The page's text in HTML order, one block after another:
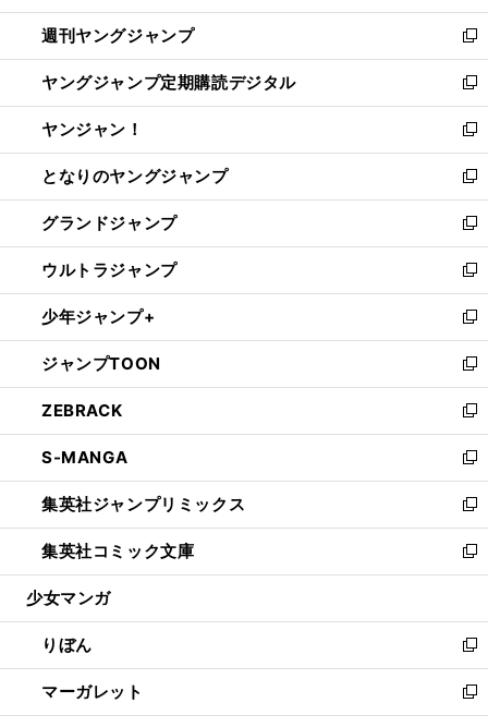
開
く
ウ
で
開
く
ン
ド
ウ
で
開
く
ウ
ィ
ン
ド
ウ
で
開
く
週刊ヤングジャンプ
新
し
い
ウ
ィ
ン
ド
ウ
で
開
く
ヤングジャンプ定期購読デジタル
新
し
い
ウ
ィ
ン
ド
ウ
で
開
く
ヤンジャン！
新
し
い
ウ
ィ
ン
ド
ウ
で
開
く
となりのヤングジャンプ
新
し
い
ウ
ィ
ン
ド
ウ
で
開
く
グランドジャンプ
新
し
い
ウ
ィ
ン
ド
ウ
で
開
く
ウルトラジャンプ
新
し
い
ウ
ィ
ン
ド
ウ
で
開
く
少年ジャンプ+
新
し
い
ウ
ィ
ン
ド
ウ
で
開
く
ジャンプTOON
新
し
い
ウ
ィ
ン
ド
ウ
で
開
ZEBRACK
新
し
い
ウ
ィ
ン
ド
ウ
開
く
S-MANGA
新
し
い
ウ
ィ
ン
ウ
で
開
く
集英社ジャンプリミックス
新
し
い
ウ
ン
ド
ウ
で
開
集英社コミック文庫
新
し
ウ
ィ
ン
ド
ウ
少女マンガ
りぼん
新
し
い
ウ
マーガレット
新
し